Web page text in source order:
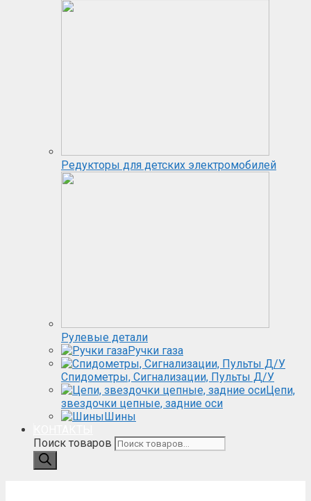
Редукторы для детских электромобилей
Рулевые детали
Ручки газа
Спидометры, Сигнализации, Пульты Д/У
Цепи,
звездочки цепные, задние оси
Шины
Поиск товаров